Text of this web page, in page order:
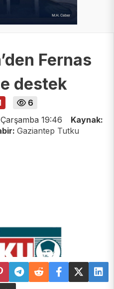
Fernas
destek
6
19:46
Kaynak:
Gaziantep Tutku